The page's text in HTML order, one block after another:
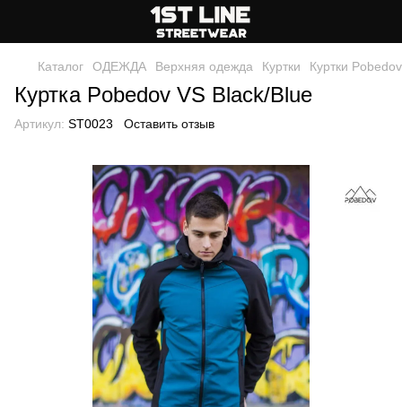
Каталог ОДЕЖДА Верхняя одежда Куртки Куртки Pobedov
Куртка Pobedov VS Black/Blue
Артикул: ST0023 Оставить отзыв